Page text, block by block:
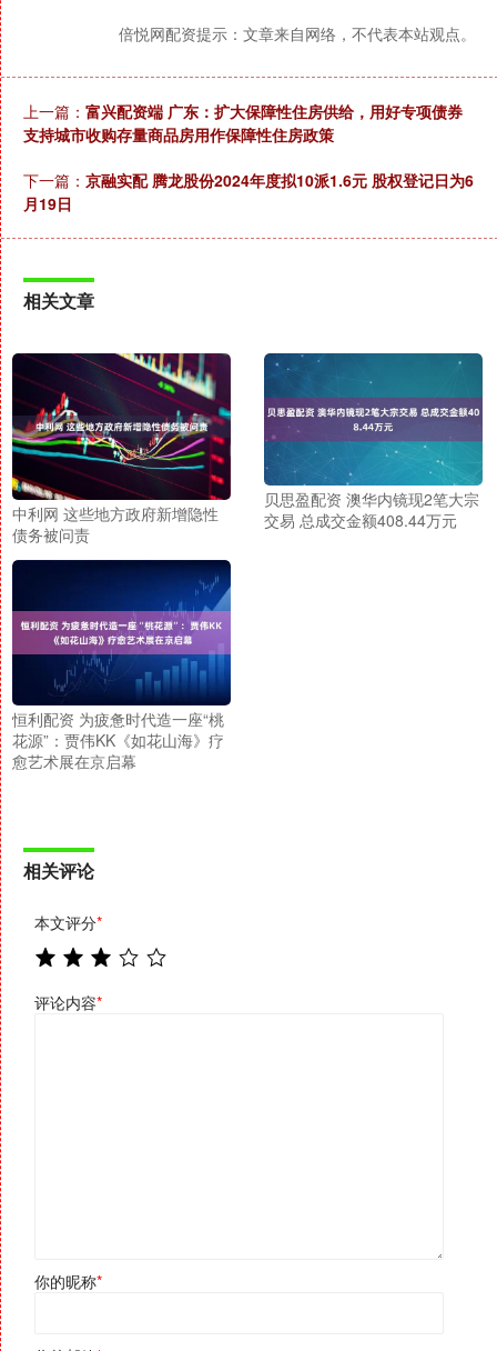
倍悦网配资提示：文章来自网络，不代表本站观点。
上一篇： 富兴配资端 广东：扩大保障性住房供给，用好专项债券
支持城市收购存量商品房用作保障性住房政策
下一篇： 京融实配 腾龙股份2024年度拟10派1.6元 股权登记日为6
月19日
相关文章
中利网 这些地方政府新增隐性
债务被问责
贝思盈配资 澳华内镜现2笔大宗
交易 总成交金额408.44万元
恒利配资 为疲惫时代造一座“桃
花源”：贾伟KK《如花山海》疗
愈艺术展在京启幕
相关评论
本文评分*
评论内容*
你的昵称*